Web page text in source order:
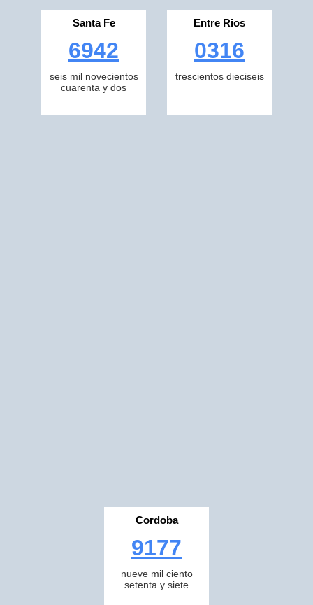
Santa Fe
6942
seis mil novecientos
cuarenta y dos
Entre Rios
0316
trescientos dieciseis
Cordoba
9177
nueve mil ciento
setenta y siete